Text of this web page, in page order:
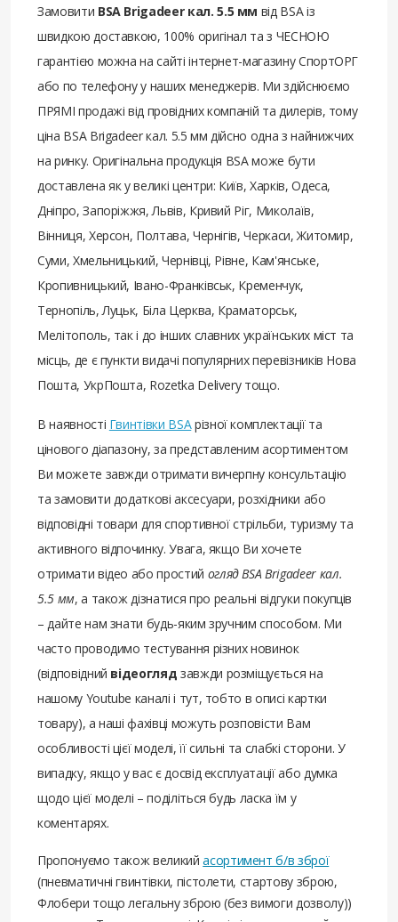
Замовити BSA Brigadeer кал. 5.5 мм від BSA із
швидкою доставкою, 100% оригінал та з ЧЕСНОЮ
гарантією можна на сайті інтернет-магазину СпортОРГ
або по телефону у наших менеджерів. Ми здійснюємо
ПРЯМІ продажі від провідних компаній та дилерів, тому
ціна BSA Brigadeer кал. 5.5 мм дійсно одна з найнижчих
на ринку. Оригінальна продукція BSA може бути
доставлена ​​як у великі центри: Київ, Харків, Одеса,
Дніпро, Запоріжжя, Львів, Кривий Ріг, Миколаїв,
Вінниця, Херсон, Полтава, Чернігів, Черкаси, Житомир,
Суми, Хмельницький, Чернівці, Рівне, Кам'янське,
Кропивницький, Івано-Франківськ, Кременчук,
Тернопіль, Луцьк, Біла Церква, Краматорськ,
Мелітополь, так і до інших славних українських міст та
місць, де є пункти видачі популярних перевізників Нова
Пошта, УкрПошта, Rozetka Delivery тощо.
В наявності Гвинтівки BSAрізної комплектації та
цінового діапазону, за представленим асортиментом
Ви можете завжди отримати вичерпну консультацію
та замовити додаткові аксесуари, розхідники або
відповідні товари для спортивної стрільби, туризму та
активного відпочинку. Увага, якщо Ви хочете
отримати відео або простий огляд BSA Brigadeer кал.
5.5 мм, а також дізнатися про реальні відгуки покупців
– дайте нам знати будь-яким зручним способом. Ми
часто проводимо тестування різних новинок
(відповідний відеогляд завжди розміщується на
нашому Youtube каналі і тут, тобто в описі картки
товару), а наші фахівці можуть розповісти Вам
особливості цієї моделі, її сильні та слабкі сторони. У
випадку, якщо у вас є досвід експлуатації або думка
щодо цієї моделі – поділіться будь ласка їм у
коментарях.
Пропонуємо також великийасортимент б/в зброї
(пневматичні гвинтівки, пістолети, стартову зброю,
Флобери тощо легальну зброю (без вимоги дозволу))